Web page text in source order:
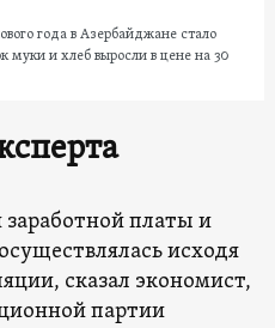
года в Азербайджане стало
и хлеб выросли в цене на 30
заработной платы и
исходя
сказал экономист,
партии